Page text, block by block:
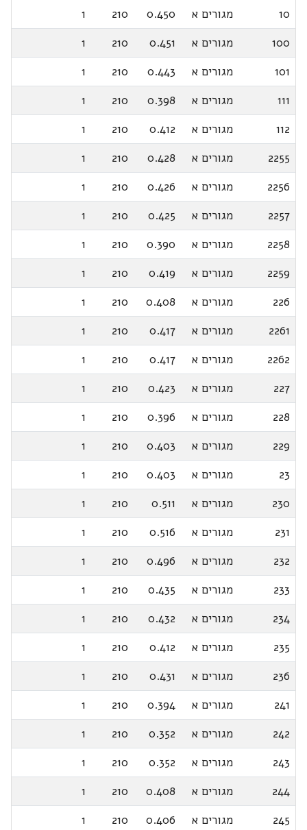
10
מגורים א 0.450
210
1
100
מגורים א 0.451
210
1
101
מגורים א 0.443
210
1
111
מגורים א 0.398
210
1
112
מגורים א 0.412
210
1
2255
מגורים א 0.428
210
1
2256
מגורים א 0.426
210
1
2257
מגורים א 0.425
210
1
2258
מגורים א 0.390
210
1
2259
מגורים א 0.419
210
1
226
מגורים א 0.408
210
1
2261
מגורים א 0.417
210
1
2262
מגורים א 0.417
210
1
227
מגורים א 0.423
210
1
228
מגורים א 0.396
210
1
229
מגורים א 0.403
210
1
23
מגורים א 0.403
210
1
230
מגורים א 0.511
210
1
231
מגורים א 0.516
210
1
232
מגורים א 0.496
210
1
233
מגורים א 0.435
210
1
234
מגורים א 0.432
210
1
235
מגורים א 0.412
210
1
236
מגורים א 0.431
210
1
241
מגורים א 0.394
210
1
242
מגורים א 0.352
210
1
243
מגורים א 0.352
210
1
244
מגורים א 0.408
210
1
245
מגורים א 0.406
210
1